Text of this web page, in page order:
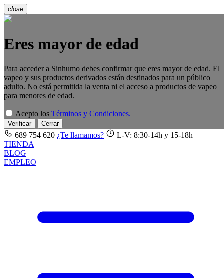
close
Eres mayor de edad
Para acceder a Sinhumo debes confirmar que eres mayor de edad. El
vapeo y sus productos derivados están destinados para un público
adulto. No está permitida la venta ni el acceso a productos de vapeo
para menores de edad.
Acepto los Términos y Condiciones.
Verificar Cerrar
689 754 620 ¿Te llamamos?
L-V: 8:30-14h y 15-18h
TIENDA
BLOG
EMPLEO